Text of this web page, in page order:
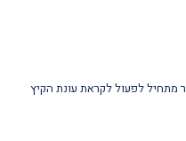
מתחיל לפעול לקראת עונת הקיץ